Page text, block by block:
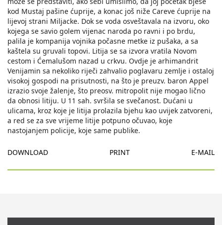
kod Mustaj pašine ćuprije, a konac još niže Careve ćuprije na
lijevoj strani Miljacke. Dok se voda osveštavala na izvoru, oko
kojega se savio golem vijenac naroda po ravni i po brdu,
palila je kompanija vojnika počasne metke iz pušaka, a sa
kaštela su gruvali topovi. Litija se sa izvora vratila Novom
cestom i Ćemalušom nazad u crkvu. Ovdje je arhimandrit
Venijamin sa nekoliko riječi zahvalio poglavaru zemlje i ostaloj
visokoj gospodi na prisutnosti, na što je preuzv. baron Appel
izrazio svoje žalenje, što preosv. mitropolit nije mogao lično
da obnosi litiju. U 11 sah. svršila se svečanost. Dućani u
ulicama, kroz koje je litija prolazila bjehu kao uvijek zatvoreni,
a red se za sve vrijeme litije potpuno očuvao, koje
nastojanjem policije, koje same publike.
DOWNLOAD PRINT E-MAIL